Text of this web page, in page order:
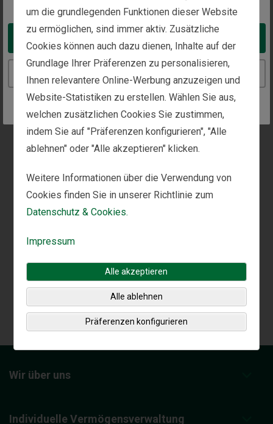
Take me to the United States website
Woodside CA 94062
Rufen Sie uns an:
+1 (650) 425-9357
Senden Sie ein Fax:
+1 (650) 529-1436
In dieser Niederlassung sind Termine verfügbar.
Rufen Sie uns an oder nutzen Sie unser
, um einen Gesprächstermin zu
vereinbaren.
Wir über uns
Individuelle Vermögensverwaltung
um die grundlegenden Funktionen dieser Website
zu ermöglichen, sind immer aktiv. Zusätzliche
Cookies können auch dazu dienen, Inhalte auf der
Grundlage Ihrer Präferenzen zu personalisieren,
Ihnen relevantere Online-Werbung anzuzeigen und
Website-Statistiken zu erstellen. Wählen Sie aus,
welchen zusätzlichen Cookies Sie zustimmen,
indem Sie auf "Präferenzen konfigurieren", "Alle
ablehnen" oder "Alle akzeptieren" klicken.
Weitere Informationen über die Verwendung von
Cookies finden Sie in unserer Richtlinie zum
Datenschutz & Cookies.
Impressum
Alle akzeptieren
Alle ablehnen
Präferenzen konfigurieren